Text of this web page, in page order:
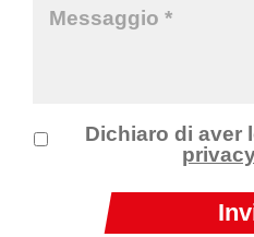
Dichiaro di aver